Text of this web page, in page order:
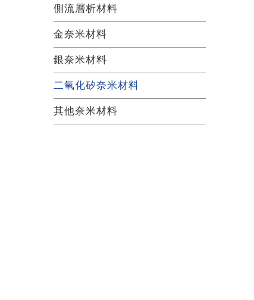
側流層析材料
金奈米材料
銀奈米材料
二氧化矽奈米材料
其他奈米材料